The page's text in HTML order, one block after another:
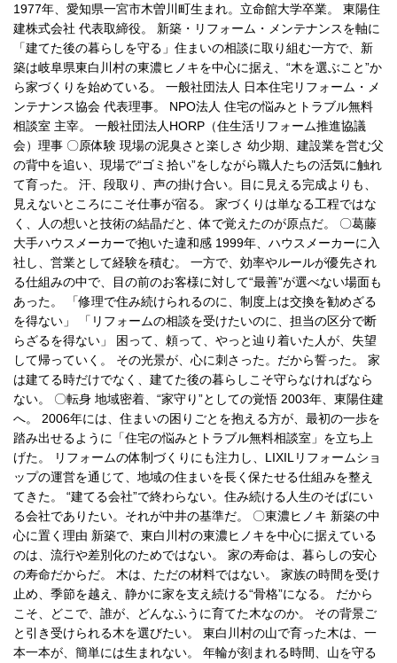
1977年、愛知県一宮市木曽川町生まれ。立命館大学卒業。 東陽住
建株式会社 代表取締役。 新築・リフォーム・メンテナンスを軸に
「建てた後の暮らしを守る」住まいの相談に取り組む一方で、新
築は岐阜県東白川村の東濃ヒノキを中心に据え、“木を選ぶこと”か
ら家づくりを始めている。 一般社団法人 日本住宅リフォーム・メ
ンテナンス協会 代表理事。 NPO法人 住宅の悩みとトラブル無料
相談室 主宰。 一般社団法人HORP（住生活リフォーム推進協議
会）理事 〇原体験 現場の泥臭さと楽しさ 幼少期、建設業を営む父
の背中を追い、現場で“ゴミ拾い”をしながら職人たちの活気に触れ
て育った。 汗、段取り、声の掛け合い。目に見える完成よりも、
見えないところにこそ仕事が宿る。 家づくりは単なる工程ではな
く、人の想いと技術の結晶だと、体で覚えたのが原点だ。 〇葛藤
大手ハウスメーカーで抱いた違和感 1999年、ハウスメーカーに入
社し、営業として経験を積む。 一方で、効率やルールが優先され
る仕組みの中で、目の前のお客様に対して“最善”が選べない場面も
あった。 「修理で住み続けられるのに、制度上は交換を勧めざる
を得ない」 「リフォームの相談を受けたいのに、担当の区分で断
らざるを得ない」 困って、頼って、やっと辿り着いた人が、失望
して帰っていく。 その光景が、心に刺さった。だから誓った。 家
は建てる時だけでなく、建てた後の暮らしこそ守らなければなら
ない。 〇転身 地域密着、“家守り”としての覚悟 2003年、東陽住建
へ。 2006年には、住まいの困りごとを抱える方が、最初の一歩を
踏み出せるように「住宅の悩みとトラブル無料相談室」を立ち上
げた。 リフォームの体制づくりにも注力し、LIXILリフォームショ
ップの運営を通じて、地域の住まいを長く保たせる仕組みを整え
てきた。 “建てる会社”で終わらない。住み続ける人生のそばにい
る会社でありたい。それが中井の基準だ。 〇東濃ヒノキ 新築の中
心に置く理由 新築で、東白川村の東濃ヒノキを中心に据えている
のは、流行や差別化のためではない。 家の寿命は、暮らしの安心
の寿命だからだ。 木は、ただの材料ではない。 家族の時間を受け
止め、季節を越え、静かに家を支え続ける“骨格”になる。 だから
こそ、どこで、誰が、どんなふうに育てた木なのか。 その背景ご
と引き受けられる木を選びたい。 東白川村の山で育った木は、一
本一本が、簡単には生まれない。 年輪が刻まれる時間、山を守る